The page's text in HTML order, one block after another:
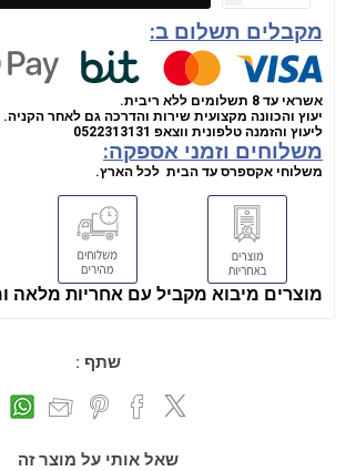
מקבלים תשלום ב:
אשראי עד 8 תשלומים ללא ריבית.
יעוץ והכוונה מקצועית שירות והדרכה גם לאחר הקניה.
ליעוץ והזמנה טלפונית ווצאפ 0522313131
משלוחים וזמני אספקה:
משלוחי אקספרס עד הבית לכל הארץ.
מוצרים מיבוא מקביל עם אחריות מלאה
שתף :
שאל אותי על מוצר זה